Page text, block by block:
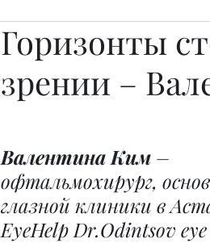
Горизонты
зрении –
Валентина Ким –
офтальмохирург,
глазной клиники в
EyeHelp Dr.Odintsov eye